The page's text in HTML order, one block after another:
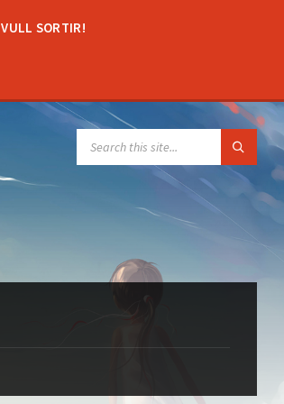
VULL SORTIR!